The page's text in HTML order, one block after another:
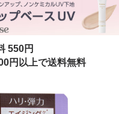
550円
円以上で送料無料